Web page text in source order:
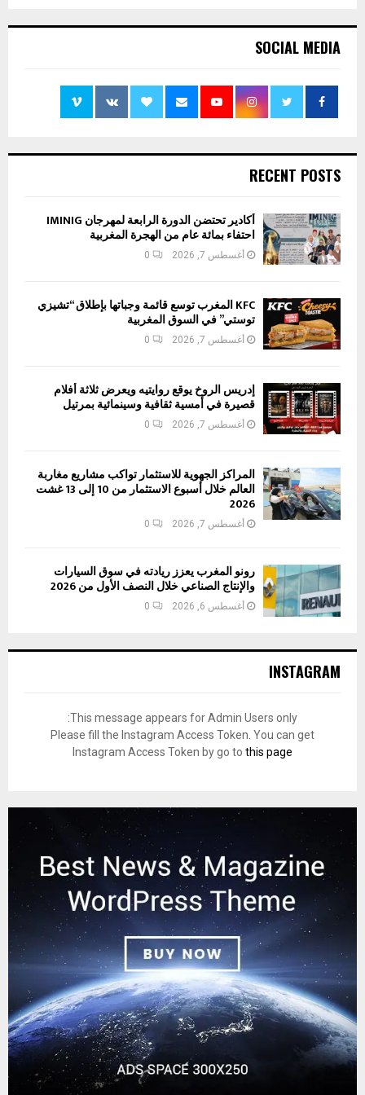
SOCIAL MEDIA
RECENT POSTS
أكادير تحتضن الدورة الرابعة لمهرجان IMINIG
احتفاء بمائة عام من الهجرة المغربية
أغسطس 7, 2026 0
KFC المغرب توسع قائمة وجباتها بإطلاق “تشيزي
توستي” في السوق المغربية
أغسطس 7, 2026 0
إدريس الروخ يوقع روايتيه ويعرض ثلاثة أفلام
قصيرة في أمسية ثقافية وسينمائية بمرتيل
أغسطس 7, 2026 0
المراكز الجهوية للاستثمار تواكب مشاريع مغاربة
العالم خلال أسبوع الاستثمار من 10 إلى 13 غشت
2026
أغسطس 7, 2026 0
رونو المغرب يعزز ريادته في سوق السيارات
والإنتاج الصناعي خلال النصف الأول من 2026
أغسطس 6, 2026 0
INSTAGRAM
This message appears for Admin Users only:
Please fill the Instagram Access Token. You can get
Instagram Access Token by go to this page